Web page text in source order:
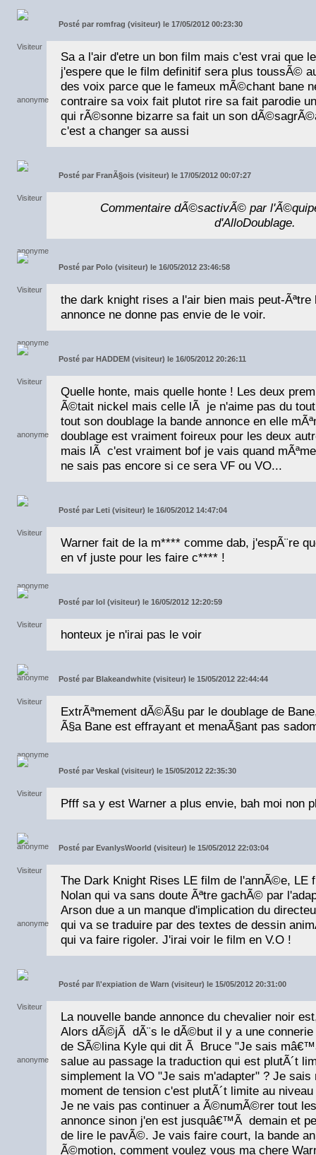
Posté par romfrag (visiteur) le 17/05/2012 00:23:30
Sa a l'air d'etre un bon film mais c'est vrai que
j'espere que le film definitif sera plus toussÃ©
des voix parce que le fameux mÃ©chant bane
contraire sa voix fait plutot rire sa fait parodie
qui rÃ©sonne bizarre sa fait un son
c'est a changer sa aussi
Posté par FranÃ§ois (visiteur) le 17/05/2012 00:07:27
Commentaire dÃ©sactivÃ© par
d'AlloDoublage.
Posté par Polo (visiteur) le 16/05/2012 23:46:58
the dark knight rises a l'air bien mais peut-Ãªtre
annonce ne donne pas envie de le voir.
Posté par HADDEM (visiteur) le 16/05/2012 20:26:11
Quelle honte, mais quelle honte ! Les deux
Ã©tait nickel mais celle lÃ je n'aime pas du
tout son doublage la bande annonce en elle
doublage est vraiment foireux pour les deux
mais lÃ c'est vraiment bof je vais quand
ne sais pas encore si ce sera VF ou VO...
Posté par Leti (visiteur) le 16/05/2012 14:47:04
Warner fait de la m**** comme dab, j'espÃ¨re
en vf juste pour les faire c**** !
Posté par lol (visiteur) le 16/05/2012 12:20:59
honteux je n'irai pas le voir
Posté par Blakeandwhite (visiteur) le 15/05/2012 22:44:44
ExtrÃªmement dÃ©Ã§u par le doublage de
Ã§a Bane est effrayant et menaÃ§ant pas
Posté par Veskal (visiteur) le 15/05/2012 22:35:30
Pfff sa y est Warner a plus envie, bah moi non
Posté par EvanlysWoorld (visiteur) le 15/05/2012 22:03:04
The Dark Knight Rises LE film de l'annÃ©e, LE
Nolan qui va sans doute Ãªtre gachÃ© par
Arson due a un manque d'implication du
qui va se traduire par des textes de dessin
qui va faire rigoler. J'irai voir le film en V.O !
Posté par l\'expiation de Warn (visiteur) le 15/05/2012 20:31:00
La nouvelle bande annonce du chevalier noir
Alors dÃ©jÃ dÃ¨s le dÃ©but il y a une
de SÃ©lina Kyle qui dit Ã Bruce "Je sais
salue au passage la traduction qui est plutÃ´t
simplement la VO "Je sais m'adapter" ? Je sais
moment de tension c'est plutÃ´t limite au
Je ne vais pas continuer a Ã©numÃ©rer tout
annonce sinon j'en est jusquâ€™Ã demain et
de lire le pavÃ©. Je vais faire court, la bande
Ã©motion, comment voulez vous ma chere